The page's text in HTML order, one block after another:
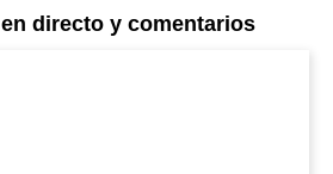
directo y comentarios